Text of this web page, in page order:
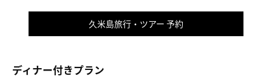
久米島旅行・ツアー 予約
ディナー付きプラン